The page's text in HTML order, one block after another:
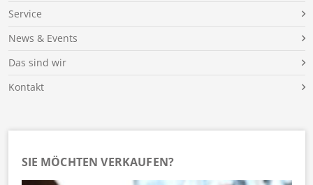
Service
News & Events
Das sind wir
Kontakt
SIE MÖCHTEN VERKAUFEN?